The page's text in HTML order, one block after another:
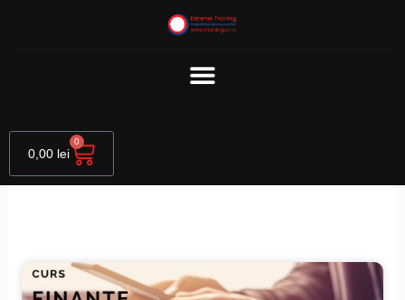
0,00 lei
0
Cart